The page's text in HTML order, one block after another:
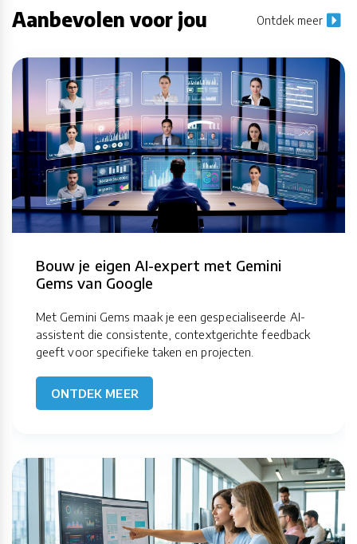
Aanbevolen voor jou Ontdek meer
Bouw je eigen AI-expert met Gemini
Gems van Google
Met Gemini Gems maak je een gespecialiseerde AI-
assistent die consistente, contextgerichte feedback
geeft voor specifieke taken en projecten.
ONTDEK MEER